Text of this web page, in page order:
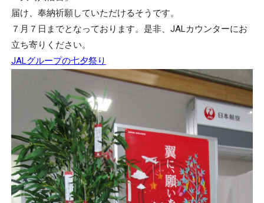
届け、奉納祈願していただけるそうです。
７月７日までとなっております。是非、JALカウンターにお
立ち寄りください。
JALグループの七夕祭り